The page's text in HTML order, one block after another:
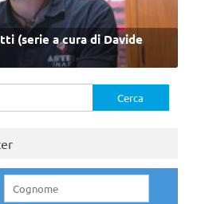
(serie a cura di Davide